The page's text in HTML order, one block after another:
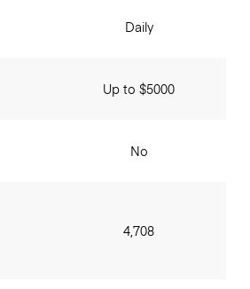
Daily
Up to $5000
No
4,708